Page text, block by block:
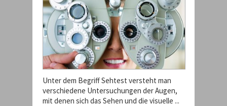
Unter dem Begriff Sehtest versteht man
verschiedene Untersuchungen der Augen,
mit denen sich das Sehen und die visuelle ...